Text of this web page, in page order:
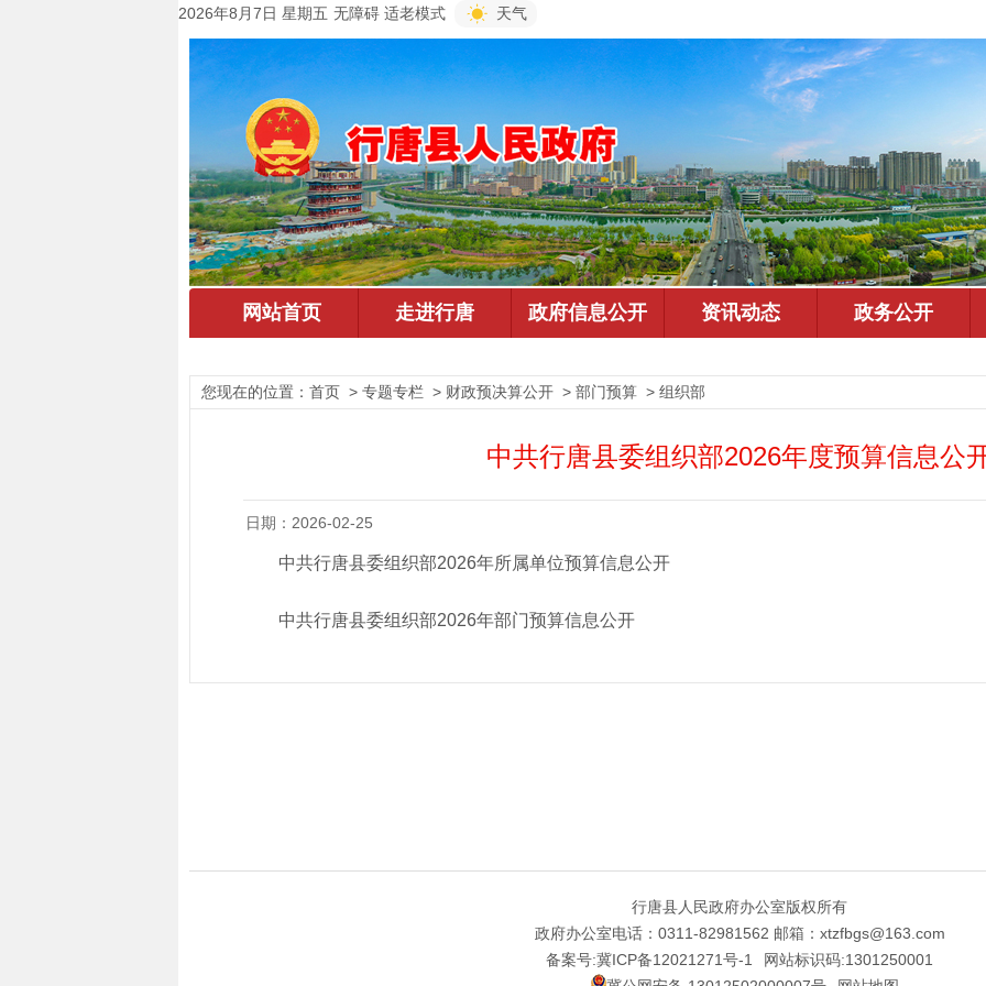
2026年8月7日 星期五 无障碍 适老模式 天气
您现在的位置： 首页 > 专题专栏 > 财政预决算公开 > 部门预算 > 组织部
中共行唐县委组织部2026年度预算信息公
日期：2026-02-25
中共行唐县委组织部2026年所属单位预算信息公开
中共行唐县委组织部2026年部门预算信息公开